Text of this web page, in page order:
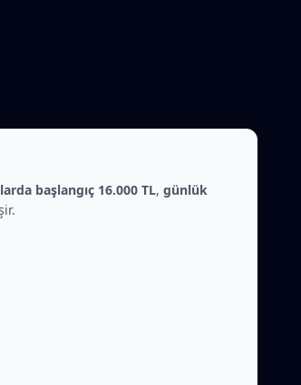
başlangıç 16.000 TL, günlük